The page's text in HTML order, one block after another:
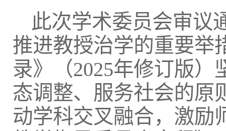
此次学术委员会审议
推进教授治学的重要举
录》（2025年修订版
态调整、服务社会的原
动学科交叉融合，激励